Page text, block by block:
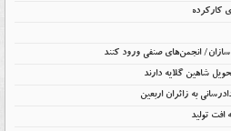
کارکرده
انجمن‌های صنفی ورود کنند
شاهین گلایه دارند
به زائران اربعین
تولید